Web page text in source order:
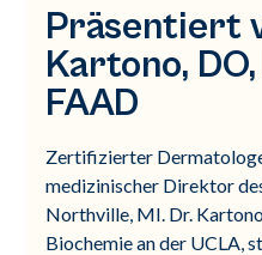
Präsentiert
Kartono, DO,
FAAD
Zertifizierter
medizinischer Direktor
Northville, MI. Dr.
Biochemie an der UCLA,